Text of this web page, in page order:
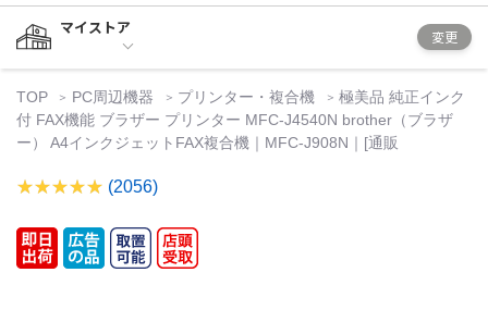
マイストア
変更
TOP PC周辺機器 プリンター・複合機
極美品 純正インク
付 FAX機能 ブラザー プリンター MFC-J4540N brother（ブラザ
ー） A4インクジェットFAX複合機｜MFC-J908N｜[通販
(2056)